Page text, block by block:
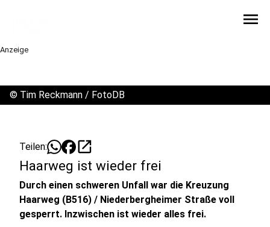
menu
Anzeige
© Tim Reckmann / FotoDB
Teilen: open_in_new
Haarweg ist wieder frei
Durch einen schweren Unfall war die Kreuzung
Haarweg (B516) / Niederbergheimer Straße voll
gesperrt. Inzwischen ist wieder alles frei.